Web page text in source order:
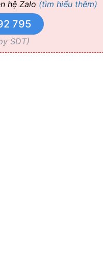
hệ Zalo (tìm hiểu thêm)
795
SDT)